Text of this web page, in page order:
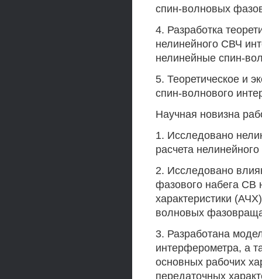
спин-волновых
4. Разработка
нелинейного СВЧ
нелинейные спин-
5. Теоретическое и
спин-волнового
Научная новизна
1. Исследовано
расчета
2. Исследовано
фазового набега СВ
характеристики
волновых
3. Разработана
интерферометра, а
основных рабочих
передаточных